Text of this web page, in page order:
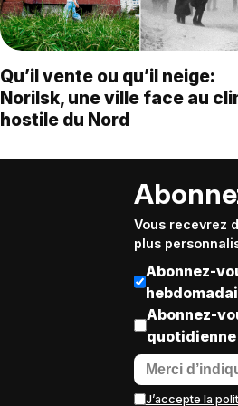
Qu’il vente ou qu’il neige:
Norilsk, une ville face au
hostile du Nord
Vous recevrez
plus
Abonnez-
Abonnez-
quotidienne
J’accepte la